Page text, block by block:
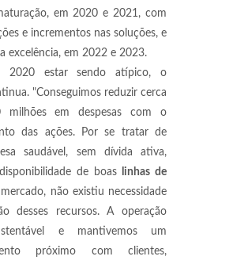
em 2020 e 2021, com
e incrementos nas soluções, e
excelência, em 2022 e 2023.
2020 estar sendo atípico, o
"Conseguimos reduzir cerca
em despesas com o
das ações. Por se tratar de
saudável, sem dívida ativa,
de boas
linhas de
não existiu necessidade
desses recursos. A operação
e mantivemos um
próximo com clientes,